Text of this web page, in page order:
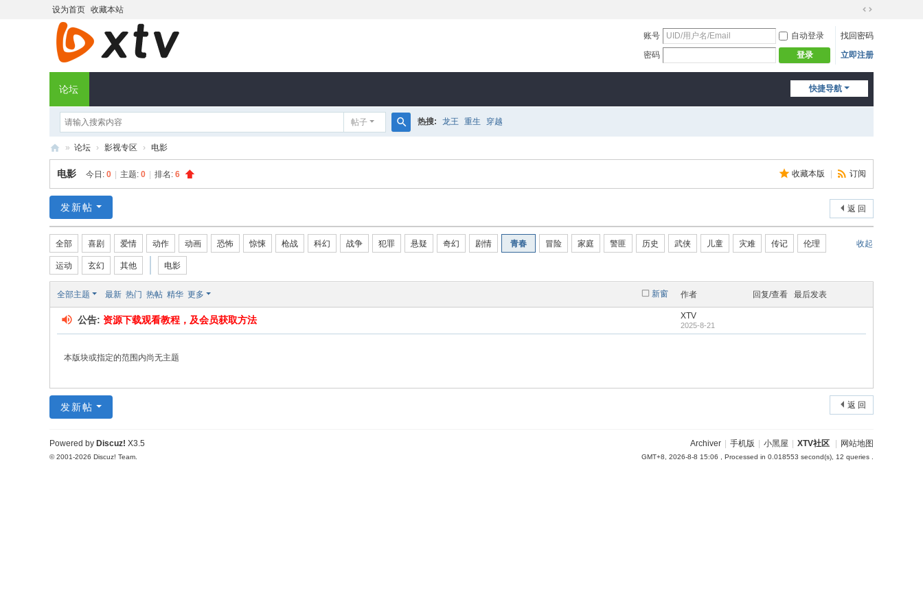
设为首页 收藏本站
换
宽
版
账号 自动登录
找回密码
密码
登录 立即注册
快捷导航
论坛
帖子
索
热搜: 龙王 重生 穿越
T
社
区
» 论坛 › 影视专区 › 电影
收藏本版 订阅
电影 今日: 0 主题: 0 排名: 6
返 回
发新帖
收起
全部 喜剧 爱情 动作 动画 恐怖 惊悚 枪战 科幻 战争 犯罪 悬疑 奇幻 剧情 青春 冒险 家庭 警匪 历史 武侠 儿童 灾难 传记 伦理
运动 玄幻 其他 电影
新窗
全部主题 最新 热门 热帖 精华 更多 作者 回复/查看 最后发表
公告: 资源下载观看教程，及会员获取方法 XTV
2025-8-21
本版块或指定的范围内尚无主题
返 回
发新帖
Archiver 手机版 小黑屋 XTV社区 网站地图
GMT+8, 2026-8-8 15:06 , Processed in 0.018553 second(s), 12 queries .
Powered by Discuz! X3.5
© 2001-2026 Discuz! Team